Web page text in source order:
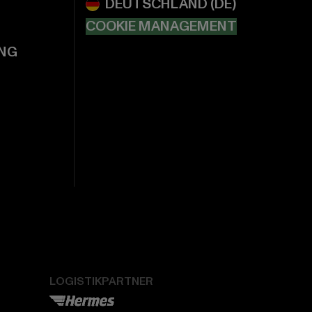
COOKIE MANAGEMENT
LOGISTIKPARTNER